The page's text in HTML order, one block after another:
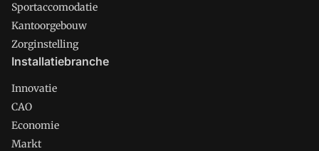
Sportaccomodatie
Kantoorgebouw
Zorginstelling
Installatiebranche
Innovatie
CAO
Economie
Markt